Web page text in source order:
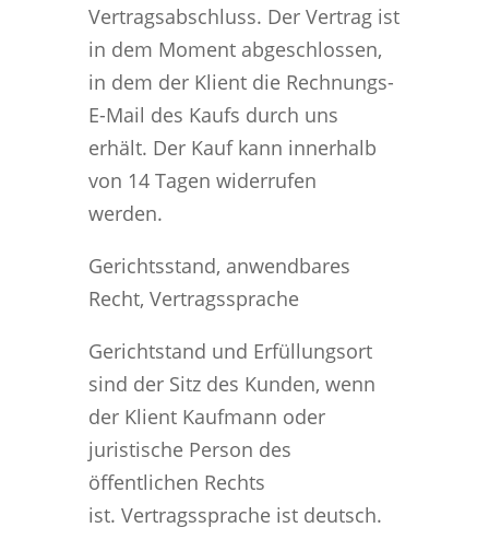
Vertragsabschluss. Der Vertrag ist
in dem Moment abgeschlossen,
in dem der Klient die Rechnungs-
E-Mail des Kaufs durch uns
erhält. Der Kauf kann innerhalb
von 14 Tagen widerrufen
werden.
Gerichtsstand, anwendbares
Recht, Vertragssprache
Gerichtstand und Erfüllungsort
sind der Sitz des Kunden, wenn
der Klient Kaufmann oder
juristische Person des
öffentlichen Rechts
ist. Vertragssprache ist deutsch.